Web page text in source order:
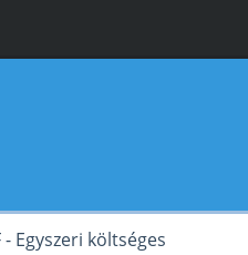
- Egyszeri költséges